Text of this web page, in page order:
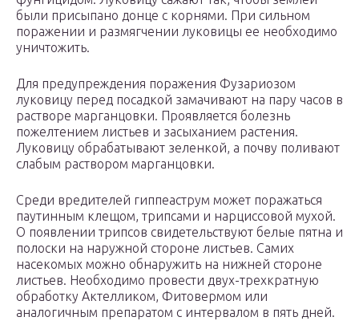
были присыпано донце с корнями. При сильном
поражении и размягчении луковицы ее необходимо
уничтожить.
Для предупреждения поражения Фузариозом
луковицу перед посадкой замачивают на пару часов в
растворе марганцовки. Проявляется болезнь
пожелтением листьев и засыханием растения.
Луковицу обрабатывают зеленкой, а почву поливают
слабым раствором марганцовки.
Среди вредителей гиппеаструм может поражаться
паутинным клещом, трипсами и нарциссовой мухой.
О появлении трипсов свидетельствуют белые пятна и
полоски на наружной стороне листьев. Самих
насекомых можно обнаружить на нижней стороне
листьев. Необходимо провести двух-трехкратную
обработку Актелликом, Фитовермом или
аналогичным препаратом с интервалом в пять дней.